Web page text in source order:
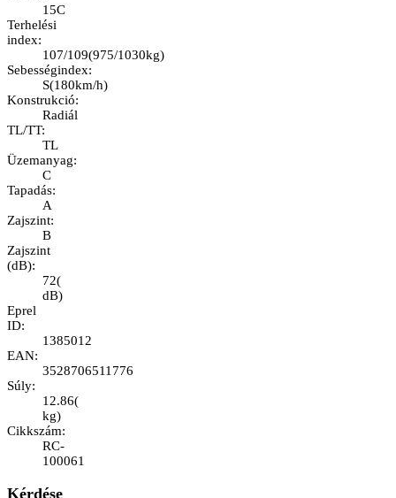
15C
Terhelési
index:
107/109(975/1030kg)
Sebességindex:
S(180km/h)
Konstrukció:
Radiál
TL/TT:
TL
Üzemanyag:
C
Tapadás:
A
Zajszint:
B
Zajszint
(dB):
72(
dB)
Eprel
ID:
1385012
EAN:
3528706511776
Súly:
12.86(
kg)
Cikkszám:
RC-
100061
Kérdése